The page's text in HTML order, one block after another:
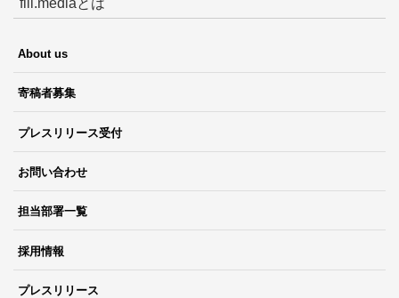
About us
寄稿者募集
プレスリリース受付
お問い合わせ
担当部署一覧
採用情報
プレスリリース